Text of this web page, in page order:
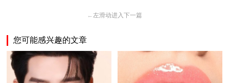
←左滑动进入下一篇
您可能感兴趣的文章